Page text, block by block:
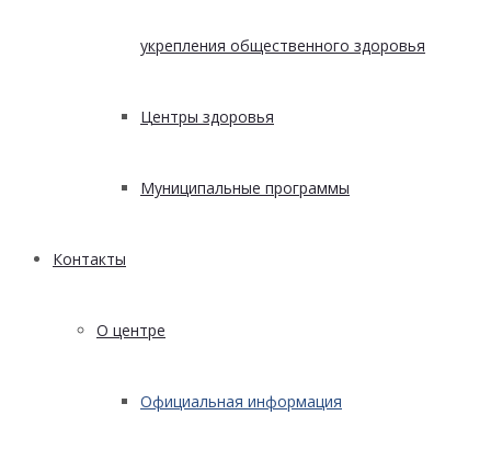
укрепления общественного здоровья
Центры здоровья
Муниципальные программы
Контакты
О центре
Официальная информация